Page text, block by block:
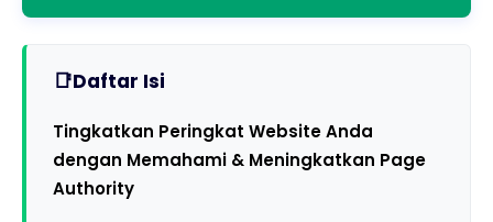
Daftar Isi
Tingkatkan Peringkat Website Anda
dengan Memahami & Meningkatkan Page
Authority